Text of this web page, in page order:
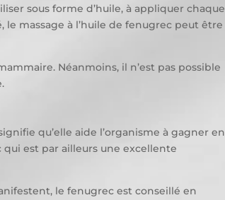
sous forme d’huile, à appliquer chaque
le massage à l’huile de fenugrec peut être
Néanmoins, il n’est pas possible
qu’elle aide l’organisme à gagner en
est par ailleurs une excellente
le fenugrec est conseillé en